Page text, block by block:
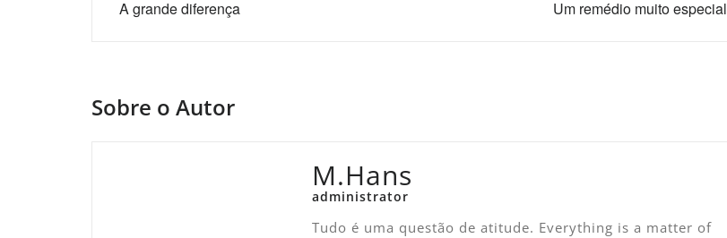
de
A grande diferença Um remédio muito especial
Sobre o Autor
M.Hans
administrator
Tudo é uma questão de atitude. Everything is a matter of